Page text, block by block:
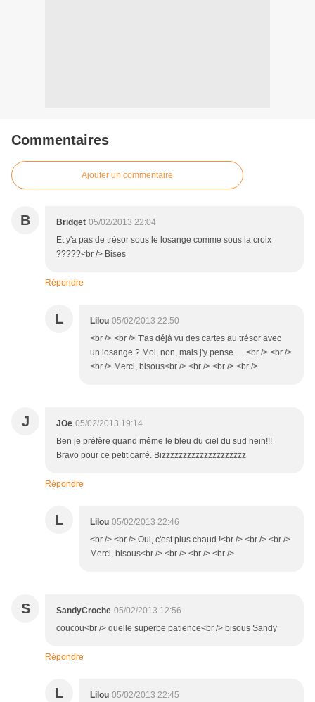
Commentaires
Ajouter un commentaire
B Bridget 05/02/2013 22:04
Et y'a pas de trésor sous le losange comme sous la croix
?????<br /> Bises
Répondre
L Lilou 05/02/2013 22:50
<br /> <br /> T'as déjà vu des cartes au trésor avec
un losange ? Moi, non, mais j'y pense .....<br /> <br />
<br /> Merci, bisous<br /> <br /> <br /> <br />
J JOe 05/02/2013 19:14
Ben je préfère quand même le bleu du ciel du sud hein!!!
Bravo pour ce petit carré. Bizzzzzzzzzzzzzzzzzzzz
Répondre
L Lilou 05/02/2013 22:46
<br /> <br /> Oui, c'est plus chaud !<br /> <br /> <br />
Merci, bisous<br /> <br /> <br /> <br />
S SandyCroche 05/02/2013 12:56
coucou<br /> quelle superbe patience<br /> bisous Sandy
Répondre
L Lilou 05/02/2013 22:45